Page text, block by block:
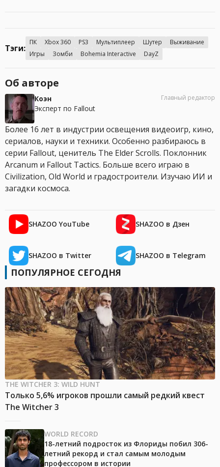
Тэги:
ПК Xbox 360 PS3 Мультиплеер Шутер
Выживание
Игры
Зомби Bohemia Interactive DayZ
Об авторе
Коэн
Эксперт по Fallout
Главный редактор
Более 16 лет в индустрии освещения видеоигр, кино,
сериалов, науки и техники. Особенно разбираюсь в
серии Fallout, ценитель The Elder Scrolls. Поклонник
Arcanum и Fallout Tactics. Больше всего играю в
Civilization, Old World и градостроители. Изучаю ИИ и
загадки космоса.
SHAZOO YouTube SHAZOO в Дзен
SHAZOO в Twitter SHAZOO в Telegram
ПОПУЛЯРНОЕ СЕГОДНЯ
THE WITCHER 3: WILD HUNT
Только 5,6% игроков прошли самый редкий квест
The Witcher 3
WORLD RECORD
18-летний подросток из Флориды побил 306-
летний рекорд и стал самым молодым
профессором в истории